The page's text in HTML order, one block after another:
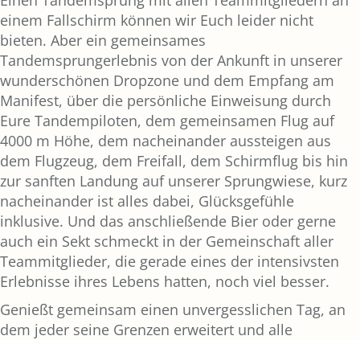
einem Fallschirm können wir Euch leider nicht
bieten. Aber ein gemeinsames
Tandemsprungerlebnis von der Ankunft in unserer
wunderschönen Dropzone und dem Empfang am
Manifest, über die persönliche Einweisung durch
Eure Tandempiloten, dem gemeinsamen Flug auf
4000 m Höhe, dem nacheinander aussteigen aus
dem Flugzeug, dem Freifall, dem Schirmflug bis hin
zur sanften Landung auf unserer Sprungwiese, kurz
nacheinander ist alles dabei, Glücksgefühle
inklusive. Und das anschließende Bier oder gerne
auch ein Sekt schmeckt in der Gemeinschaft aller
Teammitglieder, die gerade eines der intensivsten
Erlebnisse ihres Lebens hatten, noch viel besser.
Genießt gemeinsam einen unvergesslichen Tag, an
dem jeder seine Grenzen erweitert und alle